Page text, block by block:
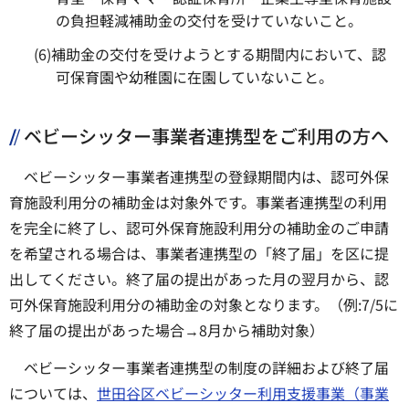
の負担軽減補助金の交付を受けていないこと。
(6)補助金の交付を受けようとする期間内において、認
可保育園や幼稚園に在園していないこと。
ベビーシッター事業者連携型をご利用の方へ
ベビーシッター事業者連携型の登録期間内は、認可外保
育施設利用分の補助金は対象外です。事業者連携型の利用
を完全に終了し、認可外保育施設利用分の補助金のご申請
を希望される場合は、事業者連携型の「終了届」を区に提
出してください。終了届の提出があった月の翌月から、認
可外保育施設利用分の補助金の対象となります。（例:7/5に
終了届の提出があった場合→8月から補助対象）
ベビーシッター事業者連携型の制度の詳細および終了届
については、 世田谷区ベビーシッター利用支援事業（事業